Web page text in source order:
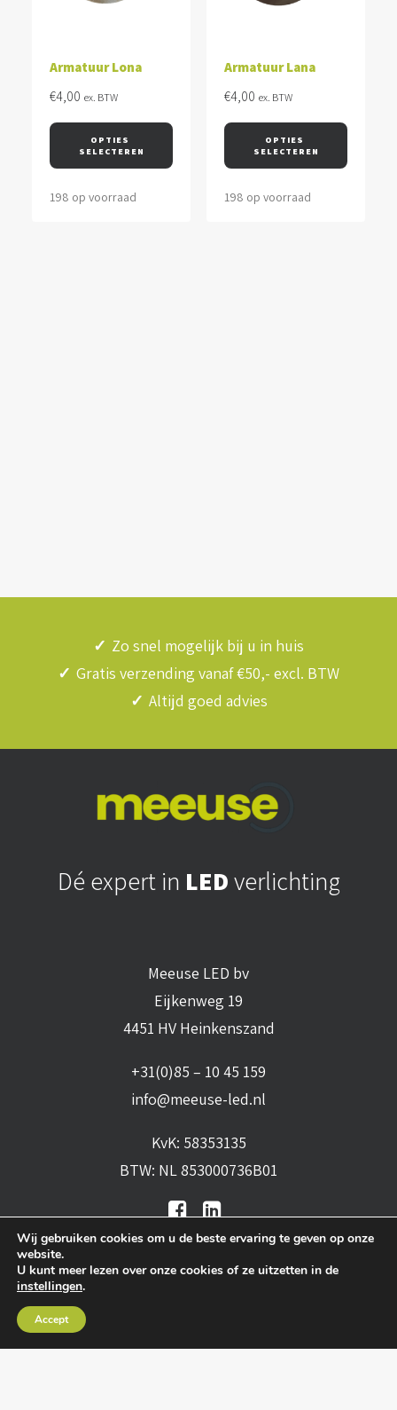
Armatuur Lona
€4,00 ex. BTW
OPTIES
SELECTEREN
198 op voorraad
Armatuur Lana
€4,00 ex. BTW
OPTIES
SELECTEREN
198 op voorraad
✓ Zo snel mogelijk bij u in huis
✓ Gratis verzending vanaf €50,- excl. BTW
✓ Altijd goed advies
Dé expert in LEDverlichting
Meeuse LED bv
Eijkenweg 19
4451 HV Heinkenszand
+31(0)85 – 10 45 159
info@meeuse-led.nl
KvK: 58353135
BTW: NL 853000736B01
leveringsvoorwaarden
Wij gebruiken cookies om u de beste ervaring te geven op onze
website.
U kunt meer lezen over onze cookies of ze uitzetten in de
instellingen.
Accept